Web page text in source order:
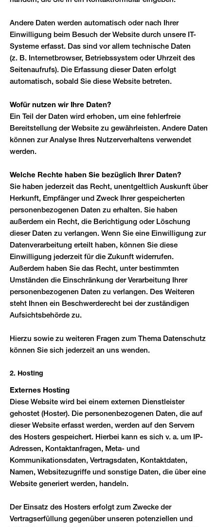
Andere Daten werden automatisch oder nach Ihrer
Einwilligung beim Besuch der Website durch unsere IT-
Systeme erfasst. Das sind vor allem technische Daten
(z. B. Internetbrowser, Betriebssystem oder Uhrzeit des
Seitenaufrufs). Die Erfassung dieser Daten erfolgt
automatisch, sobald Sie diese Website betreten.
Wofür nutzen wir Ihre Daten?
Ein Teil der Daten wird erhoben, um eine fehlerfreie
Bereitstellung der Website zu gewährleisten. Andere Daten
können zur Analyse Ihres Nutzerverhaltens verwendet
werden.
Welche Rechte haben Sie bezüglich Ihrer Daten?
Sie haben jederzeit das Recht, unentgeltlich Auskunft über
Herkunft, Empfänger und Zweck Ihrer gespeicherten
personenbezogenen Daten zu erhalten. Sie haben
außerdem ein Recht, die Berichtigung oder Löschung
dieser Daten zu verlangen. Wenn Sie eine Einwilligung zur
Datenverarbeitung erteilt haben, können Sie diese
Einwilligung jederzeit für die Zukunft widerrufen.
Außerdem haben Sie das Recht, unter bestimmten
Umständen die Einschränkung der Verarbeitung Ihrer
personenbezogenen Daten zu verlangen. Des Weiteren
steht Ihnen ein Beschwerderecht bei der zuständigen
Aufsichtsbehörde zu.
Hierzu sowie zu weiteren Fragen zum Thema Datenschutz
können Sie sich jederzeit an uns wenden.
2. Hosting
Externes Hosting
Diese Website wird bei einem externen Dienstleister
gehostet (Hoster). Die personenbezogenen Daten, die auf
dieser Website erfasst werden, werden auf den Servern
des Hosters gespeichert. Hierbei kann es sich v. a. um IP-
Adressen, Kontaktanfragen, Meta- und
Kommunikationsdaten, Vertragsdaten, Kontaktdaten,
Namen, Websitezugriffe und sonstige Daten, die über eine
Website generiert werden, handeln.
Der Einsatz des Hosters erfolgt zum Zwecke der
Vertragserfüllung gegenüber unseren potenziellen und